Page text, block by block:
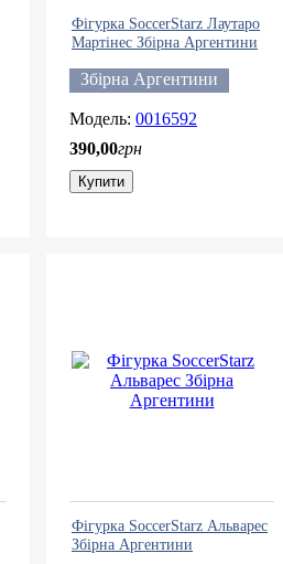
Фігурка SoccerStarz Лаутаро
Мартінес Збірна Аргентини
Збірна Аргентини
0016592
390,00грн
Купити
Фігурка SoccerStarz Альварес
Збірна Аргентини